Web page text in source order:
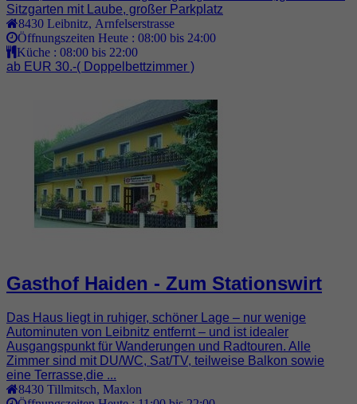
Sitzgarten mit Laube, großer Parkplatz
8430 Leibnitz
Arnfelserstrasse
Öffnungszeiten Heute : 08:00 bis 24:00
Küche : 08:00 bis 22:00
ab EUR 30.-( Doppelbettzimmer )
Gasthof Haiden - Zum Stationswirt
Das Haus liegt in ruhiger, schöner Lage – nur wenige
Autominuten von Leibnitz entfernt – und ist idealer
Ausgangspunkt für Wanderungen und Radtouren. Alle
Zimmer sind mit DU/WC, Sat/TV, teilweise Balkon sowie
eine Terrasse,die ...
8430 Tillmitsch Maxlon